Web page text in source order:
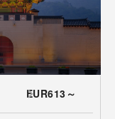
EUR613～